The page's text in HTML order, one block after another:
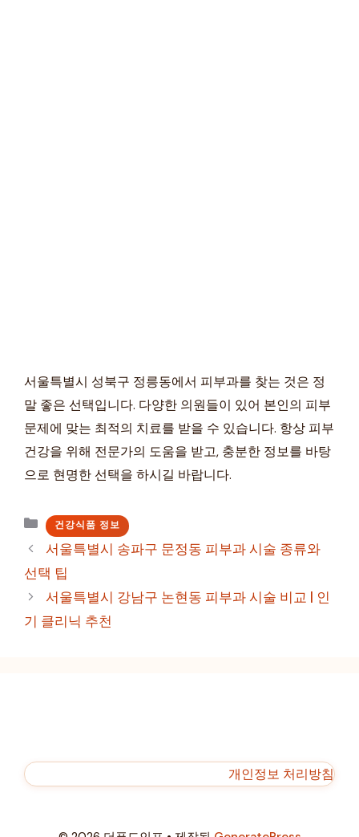
서울특별시 성북구 정릉동에서 피부과를 찾는 것은 정
말 좋은 선택입니다. 다양한 의원들이 있어 본인의 피부
문제에 맞는 최적의 치료를 받을 수 있습니다. 항상 피부
건강을 위해 전문가의 도움을 받고, 충분한 정보를 바탕
으로 현명한 선택을 하시길 바랍니다.
카
테
리
건강식품 정보
서울특별시 송파구 문정동 피부과 시술 종류와
선택 팁
서울특별시 강남구 논현동 피부과 시술 비교 | 인
기 클리닉 추천
개인정보 처리방침